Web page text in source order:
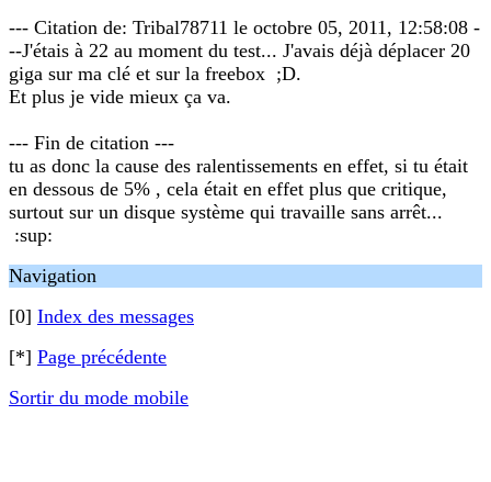
--- Citation de: Tribal78711 le octobre 05, 2011, 12:58:08 -
--J'étais à 22 au moment du test... J'avais déjà déplacer 20
giga sur ma clé et sur la freebox ;D.
Et plus je vide mieux ça va.
--- Fin de citation ---
tu as donc la cause des ralentissements en effet, si tu était
en dessous de 5% , cela était en effet plus que critique,
surtout sur un disque système qui travaille sans arrêt...
:sup:
Navigation
[0] Index des messages
[*] Page précédente
Sortir du mode mobile